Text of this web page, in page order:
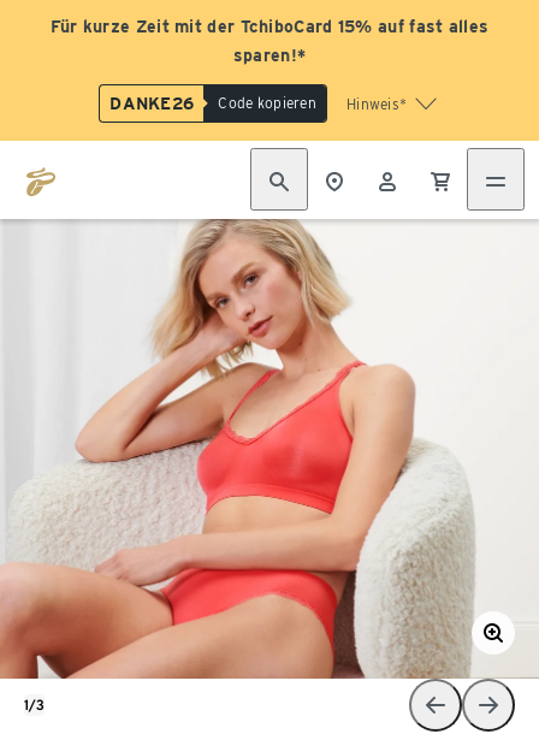
Für kurze Zeit mit der TchiboCard 15% auf fast alles
sparen!*
DANKE26 Code kopieren Hinweis*
1/3